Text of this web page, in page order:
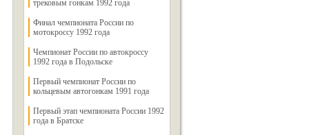
трековым гонкам 1992 года
Финал чемпионата России по
мотокроссу 1992 года
Чемпионат России по автокроссу
1992 года в Подольске
Первый чемпионат России по
кольцевым автогонкам 1991 года
Первый этап чемпионата России 1992
года в Братске